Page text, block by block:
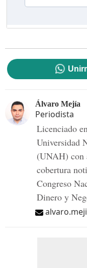
Álvaro Mejía
Periodista
Licenciado
Universidad
(UNAH) con
cobertura
Congreso
Dinero y